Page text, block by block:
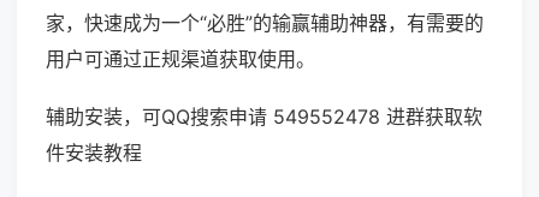
家，快速成为一个“必胜”的输赢辅助神器，有需要的
用户可通过正规渠道获取使用。
辅助安装，可QQ搜索申请 549552478 进群获取软
件安装教程